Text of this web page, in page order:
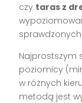
czy taras z
Najprostszym
poziomicy
w różnych
metodą jest